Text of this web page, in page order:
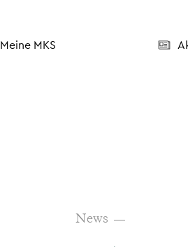
Meine MKS
News